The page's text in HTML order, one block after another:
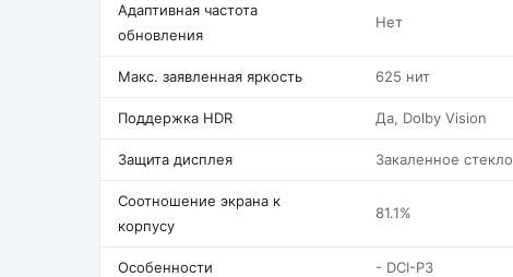
Адаптивная частота
обновления
Нет
Макс. заявленная яркость 625 нит
Поддержка HDR Да, Dolby Vision
Защита дисплея Закаленное стекло
Соотношение экрана к
корпусу
81.1%
Особенности - DCI-P3